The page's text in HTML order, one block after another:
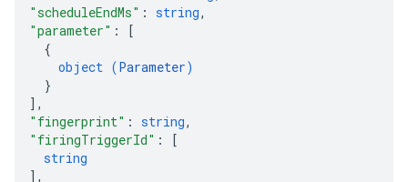
"scheduleEndMs" : string,
"parameter" :
[
{
object (Parameter)
}
] ,
"fingerprint" : string,
"firingTriggerId" :
[
string
] ,